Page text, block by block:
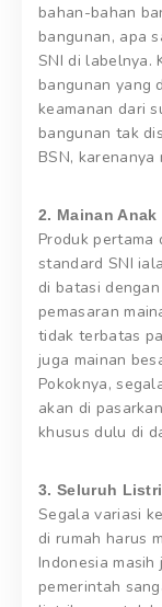
bahan-bahan
bangunan, apa
SNI di labelnya.
bangunan yang
keamanan dari
bangunan tak
BSN,
2. Mainan Anak
Produk pertama
standard SNI
di batasi
pemasaran
tidak terbatas
juga mainan
Pokoknya,
akan di
khusus dulu di
3. Seluruh
Segala variasi
di rumah harus
Indonesia masih
pemerintah